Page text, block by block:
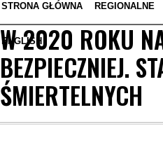
STRONA GŁÓWNA REGIONALNE
ENGLISH
W 2020 ROKU
BEZPIECZNIEJ.
ŚMIERTELNYCH